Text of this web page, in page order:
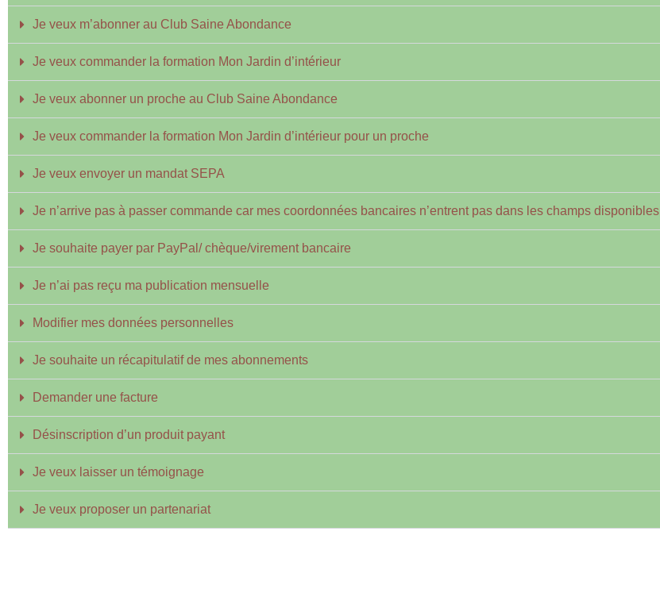
Je veux m’abonner au Club Saine Abondance
Je veux commander la formation Mon Jardin d’intérieur
Je veux abonner un proche au Club Saine Abondance
Je veux commander la formation Mon Jardin d’intérieur pour un proche
Je veux envoyer un mandat SEPA
Je n’arrive pas à passer commande car mes coordonnées bancaires n’entrent pas dans les champs disponibles
Je souhaite payer par PayPal/ chèque/virement bancaire
Je n’ai pas reçu ma publication mensuelle
Modifier mes données personnelles
Je souhaite un récapitulatif de mes abonnements
Demander une facture
Désinscription d’un produit payant
Je veux laisser un témoignage
Je veux proposer un partenariat